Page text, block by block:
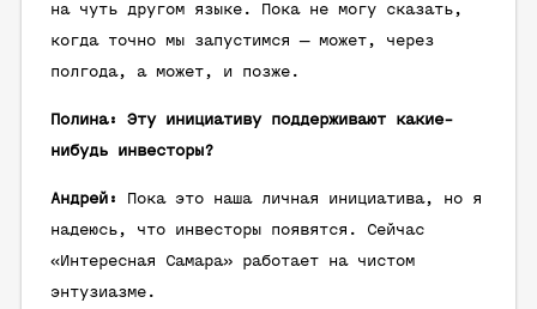
на чуть другом языке. Пока не могу сказать,
когда точно мы запустимся — может, через
полгода, а может, и позже.
Полина: Эту инициативу поддерживают какие-
нибудь инвесторы?
Андрей:
Пока это наша личная инициатива, но я
надеюсь, что инвесторы появятся. Сейчас
«Интересная Самара» работает на чистом
энтузиазме.